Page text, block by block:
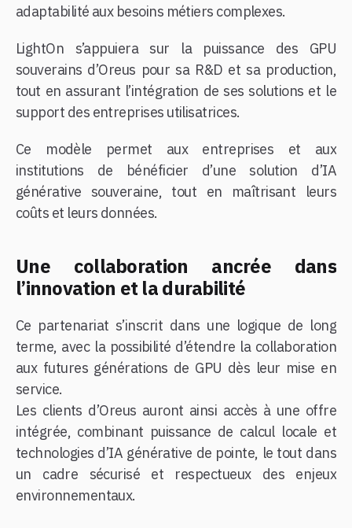
adaptabilité aux besoins métiers complexes.
LightOn s’appuiera sur la puissance des GPU
souverains d’Oreus pour sa R&D et sa production,
tout en assurant l’intégration de ses solutions et le
support des entreprises utilisatrices.
Ce modèle permet aux entreprises et aux
institutions de bénéficier d’une solution d’IA
générative souveraine, tout en maîtrisant leurs
coûts et leurs données.
Une collaboration ancrée dans
l’innovation et la durabilité
Ce partenariat s’inscrit dans une logique de long
terme, avec la possibilité d’étendre la collaboration
aux futures générations de GPU dès leur mise en
service.
Les clients d’Oreus auront ainsi accès à une offre
intégrée, combinant puissance de calcul locale et
technologies d’IA générative de pointe, le tout dans
un cadre sécurisé et respectueux des enjeux
environnementaux.